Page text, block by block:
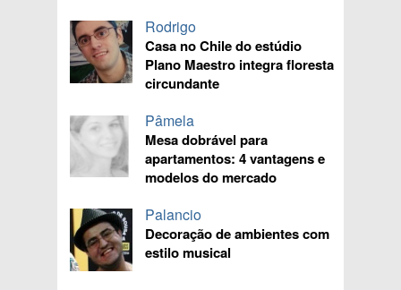
Rodrigo
Casa no Chile do estúdio
Plano Maestro integra floresta
circundante
Pâmela
Mesa dobrável para
apartamentos: 4 vantagens e
modelos do mercado
Palancio
Decoração de ambientes com
estilo musical